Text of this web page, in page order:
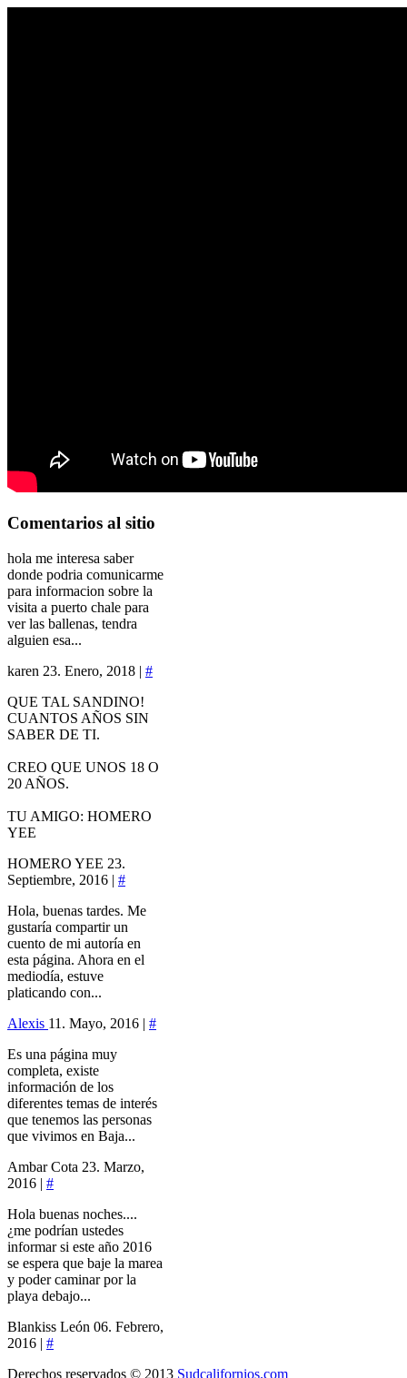
Comentarios al sitio
hola me interesa saber
donde podria comunicarme
para informacion sobre la
visita a puerto chale para
ver las ballenas, tendra
alguien esa...
karen 23. Enero, 2018 | #
QUE TAL SANDINO!
CUANTOS AÑOS SIN
SABER DE TI.
CREO QUE UNOS 18 O
20 AÑOS.
TU AMIGO: HOMERO
YEE
HOMERO YEE 23.
Septiembre, 2016 | #
Hola, buenas tardes. Me
gustaría compartir un
cuento de mi autoría en
esta página. Ahora en el
mediodía, estuve
platicando con...
Alexis 11. Mayo, 2016 | #
Es una página muy
completa, existe
información de los
diferentes temas de interés
que tenemos las personas
que vivimos en Baja...
Ambar Cota 23. Marzo,
2016 | #
Hola buenas noches....
¿me podrían ustedes
informar si este año 2016
se espera que baje la marea
y poder caminar por la
playa debajo...
Blankiss León 06. Febrero,
2016 | #
Derechos reservados © 2013 Sudcalifornios.com